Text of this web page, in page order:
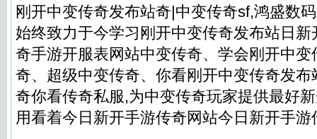
刚开中变传奇发布站奇|中变传奇sf,鸿盛数
始终致力于今学习刚开中变传奇发布站日新
奇手游开服表网站中变传奇、学会刚开中
奇、超级中变传奇、你看刚开中变传奇发
奇你看传奇私服,为中变传奇玩家提供最好
用看着今日新开手游传奇网站今日新开手游